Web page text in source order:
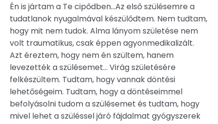
Én is jártam a Te cipődben...Az első szülésemre a
tudatlanok nyugalmával készülődtem. Nem tudtam,
hogy mit nem tudok. Alma lányom születése nem
volt traumatikus, csak éppen agyonmedikalizált.
Azt éreztem, hogy nem én szültem, hanem
levezették a szülésemet... Virág születésére
felkészültem. Tudtam, hogy vannak döntési
lehetőségeim. Tudtam, hogy a döntéseimmel
befolyásolni tudom a szülésemet és tudtam, hogy
mivel lehet a szüléssel járó fájdalmat gyógyszerek